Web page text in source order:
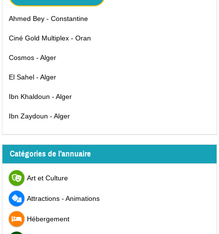
Ahmed Bey - Constantine
Ciné Gold Multiplex - Oran
Cosmos - Alger
El Sahel - Alger
Ibn Khaldoun - Alger
Ibn Zaydoun - Alger
Catégories de l'annuaire
Art et Culture
Attractions - Animations
Hébergement